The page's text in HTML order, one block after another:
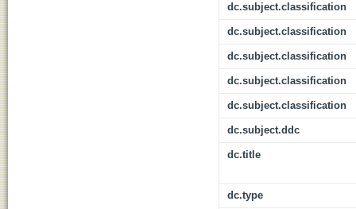
dc.subject.classification
dc.subject.classification
dc.subject.classification
dc.subject.classification
dc.subject.classification
dc.subject.ddc
dc.title
dc.type